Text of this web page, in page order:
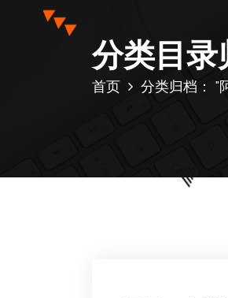
分类目录
首页 分类归档： "